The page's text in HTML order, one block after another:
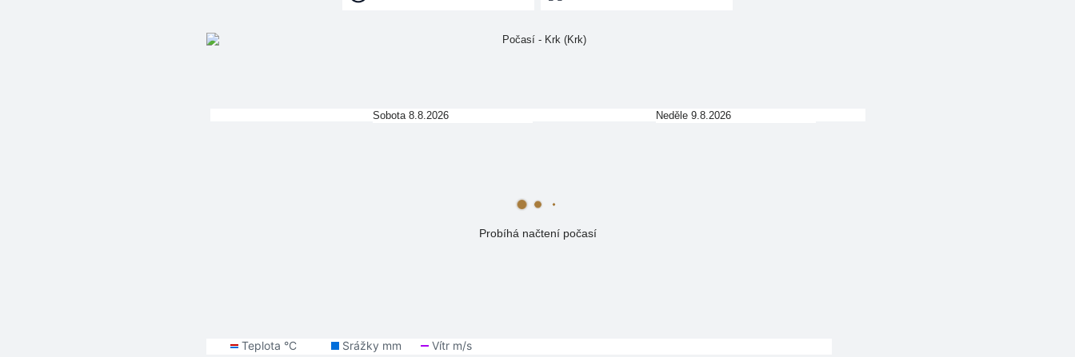
Probíhá načtení počasí
Sobota 8.8.2026 Neděle 9.8.2026